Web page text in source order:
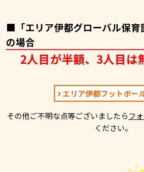
■「エリア伊都グローバル保育
の場合
2人目が半額、3人目は
エリア伊都フットボー
その他ご不明な点等ございましたらフ
ください。